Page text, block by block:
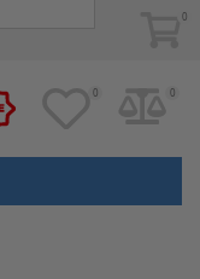
0
0 0